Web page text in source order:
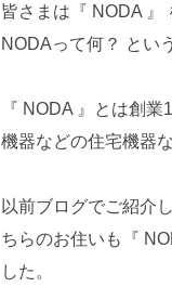
皆さまは『 NODA
NODAって何？ とい
『 NODA 』とは創
機器などの住宅機器
以前ブログでご紹介
ちらのお住いも『
した。